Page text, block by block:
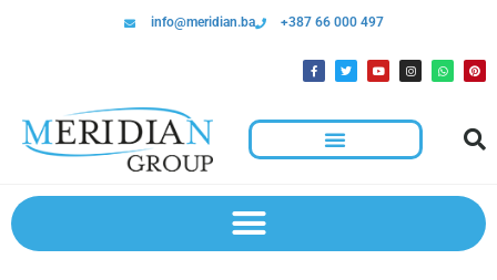
info@meridian.ba +387 66 000 497